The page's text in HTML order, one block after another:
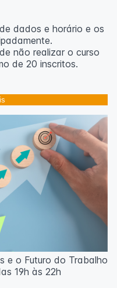
dados e horário e os
não realizar o curso
de 20 inscritos.
e o Futuro do Trabalho
19h às 22h